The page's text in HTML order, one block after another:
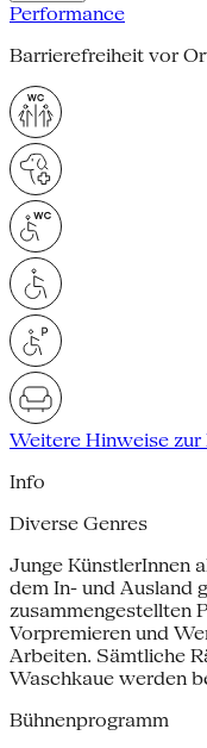
Performance
Barrierefreiheit vor
Weitere Hinweise
Info
Diverse Genres
Junge KünstlerInnen
dem In- und Ausland
zusammengestellten
Vorpremieren und
Arbeiten. Sämtliche
Waschkaue werden
Bühnenprogramm